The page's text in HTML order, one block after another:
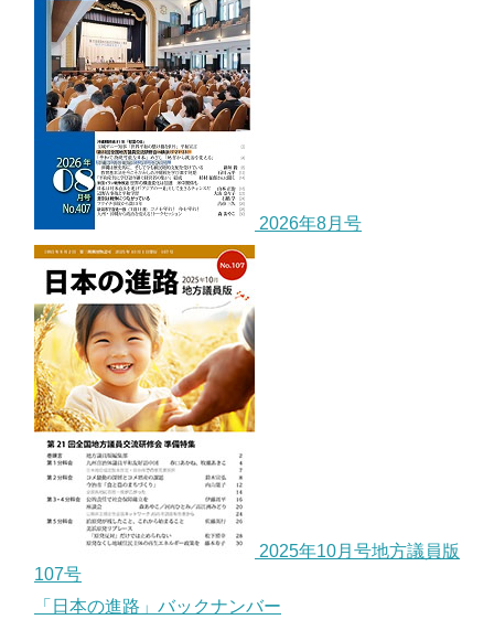
2026年8月号
2025年10月号地方議員版
107号
「日本の進路」バックナンバー